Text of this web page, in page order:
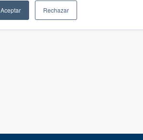
Aceptar Rechazar